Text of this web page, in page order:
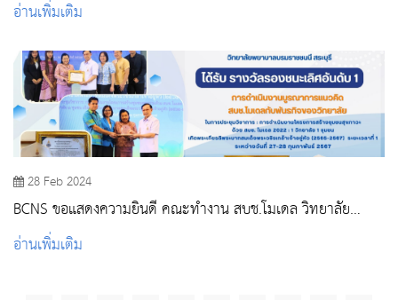
พยาบาลและการผดุงครรภ์ แนวทางพัฒนานักศึกษาให้มีศักยภาพ
(ออนไลน์ )
อ่านเพิ่มเติม
28 Feb 2024
BCNS ขอแสดงความยินดี คณะทำงาน สบช.โมเดล วิทยาลัย
พยาบาลบรมราชชนนี สระบุรี
อ่านเพิ่มเติม